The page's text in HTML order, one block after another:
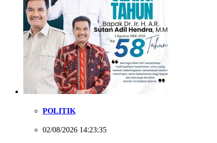
POLITIK
02/08/2026 14:23:35